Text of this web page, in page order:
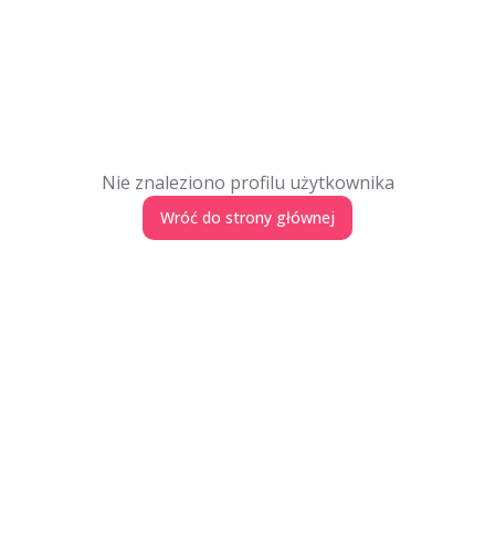
Nie znaleziono profilu użytkownika
Wróć do strony głównej